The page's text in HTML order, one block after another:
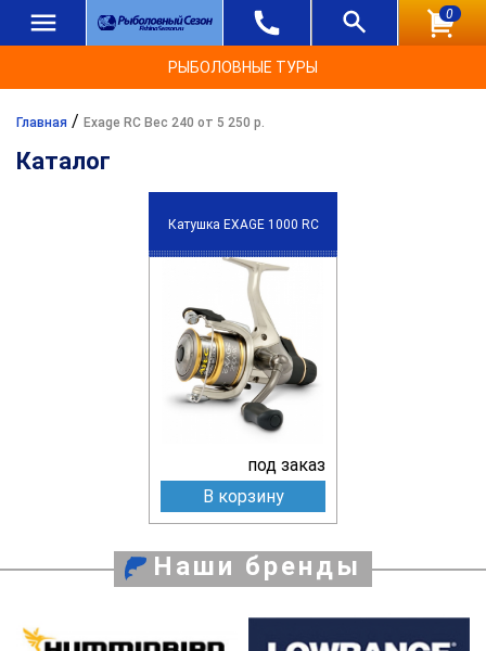
0
РЫБОЛОВНЫЕ ТУРЫ
Главная / Exage RC Вес 240 от 5 250 р.
Каталог
Катушка EXAGE 1000 RC
под заказ
В корзину
Наши бренды